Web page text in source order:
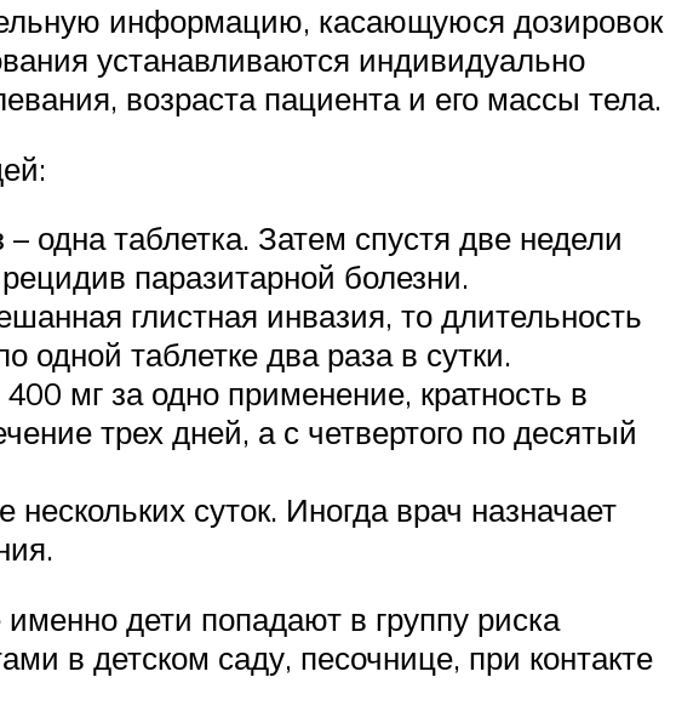
информацию, касающуюся дозировок
устанавливаются индивидуально
возраста пациента и его массы тела.
одна таблетка. Затем спустя две недели
паразитарной болезни.
глистная инвазия, то длительность
одной таблетке два раза в сутки.
мг за одно применение, кратность в
трех дней, а с четвертого по десятый
суток. Иногда врач назначает
дети попадают в группу риска
в детском саду, песочнице, при контакте